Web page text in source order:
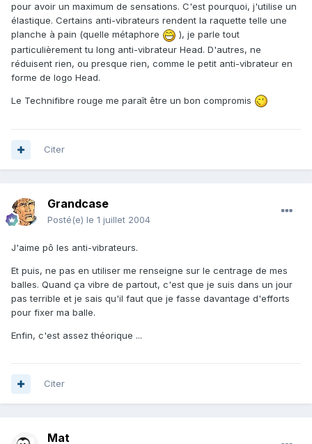
pour avoir un maximum de sensations. C'est pourquoi, j'utilise un
élastique. Certains anti-vibrateurs rendent la raquette telle une
planche à pain (quelle métaphore
), je parle tout
particulièrement tu long anti-vibrateur Head. D'autres, ne
réduisent rien, ou presque rien, comme le petit anti-vibrateur en
forme de logo Head.
Le Technifibre rouge me paraît être un bon compromis
Citer
Grandcase
Posté(e) le 1 juillet 2004
J'aime pô les anti-vibrateurs.
Et puis, ne pas en utiliser me renseigne sur le centrage de mes
balles. Quand ça vibre de partout, c'est que je suis dans un jour
pas terrible et je sais qu'il faut que je fasse davantage d'efforts
pour fixer ma balle.
Enfin, c'est assez théorique ...
Citer
Mat